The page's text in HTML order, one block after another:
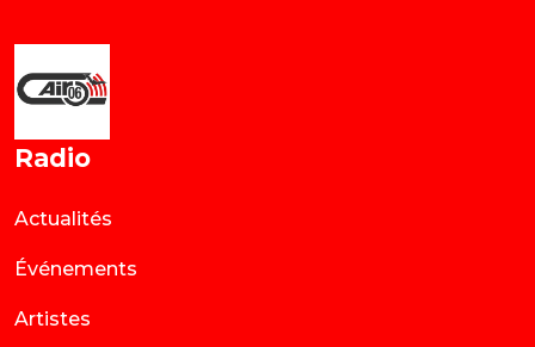
Radio
Actualités
Événements
Artistes